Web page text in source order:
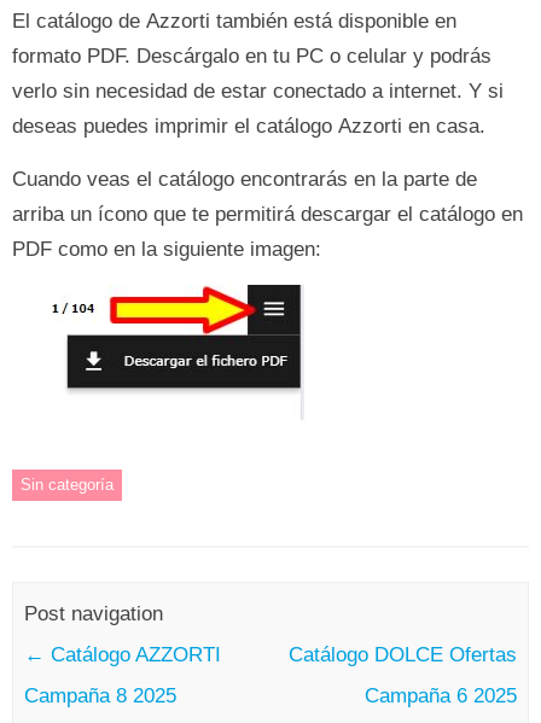
El catálogo de Azzorti también está disponible en
formato PDF. Descárgalo en tu PC o celular y podrás
verlo sin necesidad de estar conectado a internet. Y si
deseas puedes imprimir el catálogo Azzorti en casa.
Cuando veas el catálogo encontrarás en la parte de
arriba un ícono que te permitirá descargar el catálogo en
PDF como en la siguiente imagen:
Sin categoría
Post navigation
← Catálogo AZZORTI
Campaña 8 2025
Catálogo DOLCE Ofertas
Campaña 6 2025